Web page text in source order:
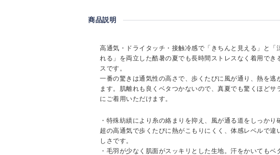
商品説明
高通気・ドライタッチ・接触冷感で「きちんと見える」と「
れる」を両立した酷暑の夏でも長時間ストレスなく着用でき
スです。
一番の驚きは通気性の高さで、歩くたびに風が通り、熱を逃
ます。肌離れも良くベタつかないので、真夏でも驚くほどサ
にご着用いただけます。
・特殊紡績により糸の絡まりを抑え、風が通る道をしっかり
超の高通気で歩くたびに熱がこもりにくく、体感レベルで違
しさです。
・毛羽が少なく肌面がスッキリとした生地。汗をかいてもベ